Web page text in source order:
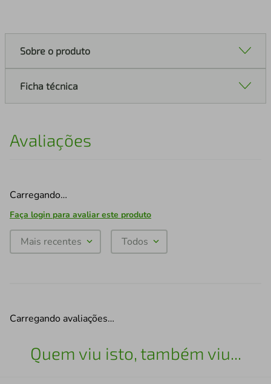
Sobre o produto
Ficha técnica
Avaliações
Carregando…
Faça login para avaliar este produto
Mais recentes Todos
Carregando avaliações…
Quem viu isto, também viu...